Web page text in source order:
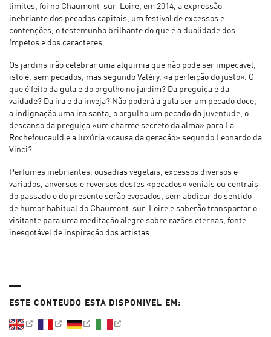
limites, foi no Chaumont-sur-Loire, em 2014, a expressão
inebriante dos pecados capitais, um festival de excessos e
contenções, o testemunho brilhante do que é a dualidade dos
ímpetos e dos caracteres.
Os jardins irão celebrar uma alquimia que não pode ser impecável,
isto é, sem pecados, mas segundo Valéry, «a perfeição do justo». O
que é feito da gula e do orgulho no jardim? Da preguiça e da
vaidade? Da ira e da inveja? Não poderá a gula ser um pecado doce,
a indignação uma ira santa, o orgulho um pecado da juventude, o
descanso da preguiça «um charme secreto da alma» para La
Rochefoucauld e a luxúria «causa da geração» segundo Leonardo da
Vinci?
Perfumes inebriantes, ousadias vegetais, excessos diversos e
variados, anversos e reversos destes «pecados» veniais ou centrais
do passado e do presente serão evocados, sem abdicar do sentido
de humor habitual do Chaumont-sur-Loire e saberão transportar o
visitante para uma meditação alegre sobre razões eternas, fonte
inesgotável de inspiração dos artistas.
ESTE CONTEUDO ESTA DISPONIVEL EM: